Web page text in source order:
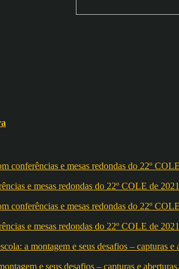
e mesas redondas do 22º COLE de
e mesas redondas do 22º COLE de
e seus desafios – capturas e aberturas.